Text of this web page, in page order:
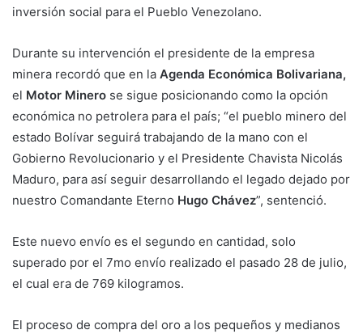
inversión social para el Pueblo Venezolano.
Durante su intervención el presidente de la empresa
minera recordó que en la Agenda Económica Bolivariana,
el Motor Minero se sigue posicionando como la opción
económica no petrolera para el país; “el pueblo minero del
estado Bolívar seguirá trabajando de la mano con el
Gobierno Revolucionario y el Presidente Chavista Nicolás
Maduro, para así seguir desarrollando el legado dejado por
nuestro Comandante Eterno Hugo Chávez”, sentenció.
Este nuevo envío es el segundo en cantidad, solo
superado por el 7mo envío realizado el pasado 28 de julio,
el cual era de 769 kilogramos.
El proceso de compra del oro a los pequeños y medianos